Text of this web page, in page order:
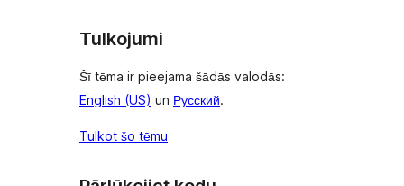
Tulkojumi
Šī tēma ir pieejama šādās valodās:
English (US) un Русский.
Tulkot šo tēmu